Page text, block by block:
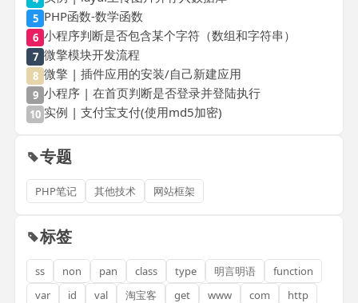
5 PHP函数-数学函数
6 小程序判断是否包含某个字符（数组和字符串）
7 微擎模块开发流程
8 微擎 | 插件应用的安装/自己新建应用
9 小程序 | 在首页判断是否登录并登陆执行
10 实例 | 支付宝支付(使用md5加密)
专题
PHP笔记 其他技术 网站框架
标签
ss non pan class type 明言明语
function
var
id val 淘宝客 get www com
http